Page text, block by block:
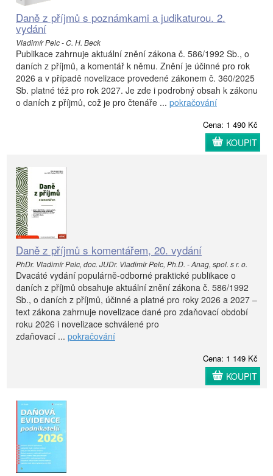
Daně z příjmů s poznámkami a judikaturou. 2.
vydání
Vladimír Pelc - C. H. Beck
Publikace zahrnuje aktuální znění zákona č. 586/1992 Sb., o
daních z příjmů, a komentář k němu. Znění je účinné pro rok
2026 a v případě novelizace provedené zákonem č. 360/2025
Sb. platné též pro rok 2027. Je zde i podrobný obsah k zákonu
o daních z příjmů, což je pro čtenáře ... pokračování
Cena: 1 490 Kč
KOUPIT
Daně z příjmů s komentářem, 20. vydání
PhDr. Vladimír Pelc, doc. JUDr. Vladimír Pelc, Ph.D. - Anag, spol. s r. o.
Dvacáté vydání populárně-odborné praktické publikace o
daních z příjmů obsahuje aktuální znění zákona č. 586/1992
Sb., o daních z příjmů, účinné a platné pro roky 2026 a 2027 –
text zákona zahrnuje novelizace dané pro zdaňovací období
roku 2026 i novelizace schválené pro
zdaňovací ... pokračování
Cena: 1 149 Kč
KOUPIT